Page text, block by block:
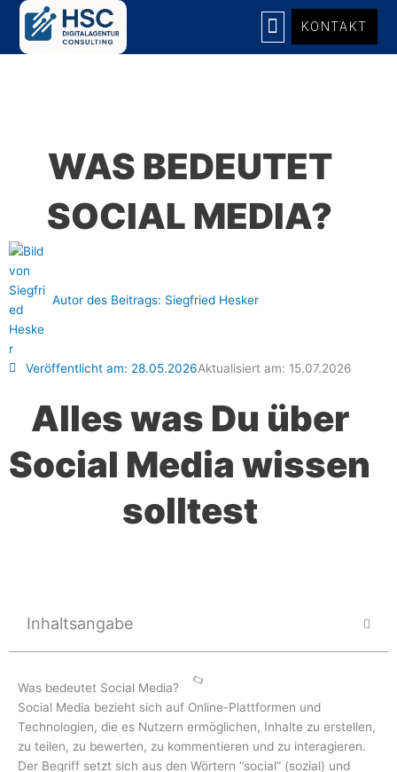
Zum
springen
KONTAKT
WAS BEDEUTET
SOCIAL MEDIA?
Autor des Beitrags: Siegfried Hesker
Veröffentlicht am: 28.05.2026Aktualisiert am: 15.07.2026
Alles was Du über
Social Media wissen
solltest
Inhaltsangabe
Was bedeutet Social Media?
Social Media bezieht sich auf Online-Plattformen und
Technologien, die es Nutzern ermöglichen, Inhalte zu erstellen,
zu teilen, zu bewerten, zu kommentieren und zu interagieren.
Der Begriff setzt sich aus den Wörtern “social” (sozial) und